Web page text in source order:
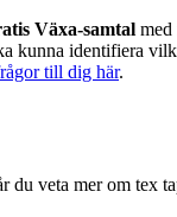
Växa-samtal med
kunna identifiera
till dig här.
du veta mer om tex